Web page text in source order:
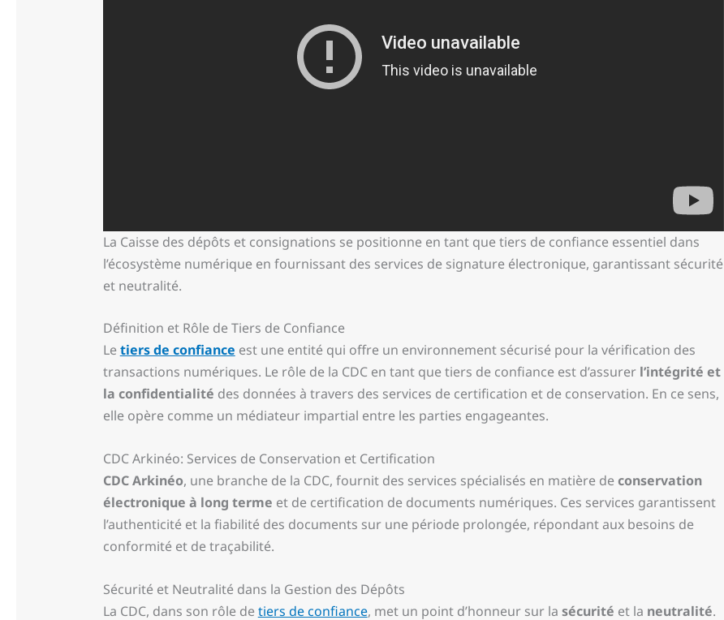
La Caisse des dépôts et consignations se positionne en tant que tiers de confiance essentiel dans
l’écosystème numérique en fournissant des services de signature électronique, garantissant sécurité
et neutralité.
Définition et Rôle de Tiers de Confiance
Letiers de confiance est une entité qui offre un environnement sécurisé pour la vérification des
transactions numériques. Le rôle de la CDC en tant que tiers de confiance est d’assurer l’intégrité et
la confidentialité des données à travers des services de certification et de conservation. En ce sens,
elle opère comme un médiateur impartial entre les parties engageantes.
CDC Arkinéo: Services de Conservation et Certification
CDC Arkinéo, une branche de la CDC, fournit des services spécialisés en matière deconservation
électronique à long terme et de certification de documents numériques. Ces services garantissent
l’authenticité et la fiabilité des documents sur une période prolongée, répondant aux besoins de
conformité et de traçabilité.
Sécurité et Neutralité dans la Gestion des Dépôts
La CDC, dans son rôle detiers de confiance, met un point d’honneur sur la sécurité et la neutralité.